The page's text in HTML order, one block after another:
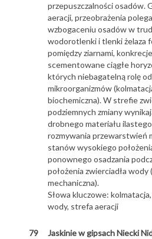
przepuszczalności osadów.
aeracji, przeobrażenia
wzbogaceniu osadów w
wodorotlenki i tlenki żelaza
pomiędzy ziarnami,
scementowane ciągłe
których niebagatelną rolę
mikroorganizmów
biochemiczna). W strefie
podziemnych zmiany
drobnego materiału
rozmywania przewarstwień
stanów wysokiego
ponownego osadzania
położenia zwierciadła wody
mechaniczna).
Słowa kluczowe:
wody, strefa aeracji
79 Jaskinie w gipsach Niecki